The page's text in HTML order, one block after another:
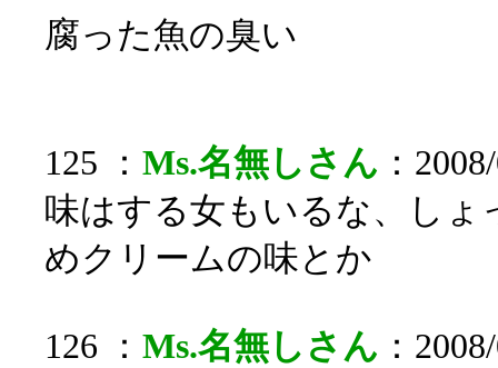
腐った魚の臭い
125 ： Ms.名無しさん ：
味はする女もいるな、し
めクリームの味とか
126 ： Ms.名無しさん ：